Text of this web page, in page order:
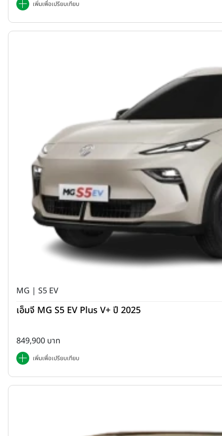
เพิ่มเพื่อเปรียบเทียบ
MG | S5 EV
เอ็มจี MG S5 EV Plus V+ ปี 2025
849,900 บาท
เพิ่มเพื่อเปรียบเทียบ